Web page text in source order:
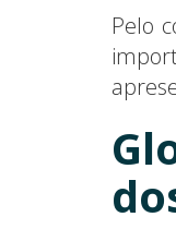
Pelo